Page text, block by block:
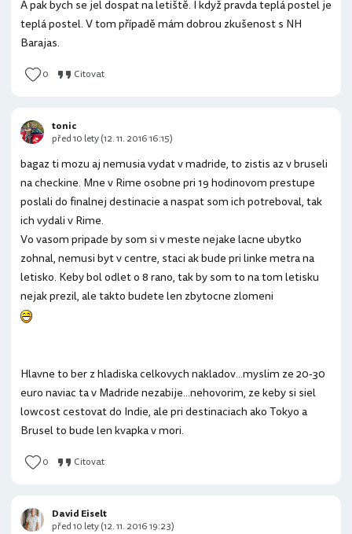
A pak bych se jel dospat na letiště. I když pravda teplá postel je
teplá postel. V tom případě mám dobrou zkušenost s NH
Barajas.
0 Citovat
bagaz ti mozu aj nemusia vydat v madride, to zistis az v bruseli
na checkine. Mne v Rime osobne pri 19 hodinovom prestupe
poslali do finalnej destinacie a naspat som ich potreboval, tak
ich vydali v Rime.
Vo vasom pripade by som si v meste nejake lacne ubytko
zohnal, nemusi byt v centre, staci ak bude pri linke metra na
letisko. Keby bol odlet o 8 rano, tak by som to na tom letisku
nejak prezil, ale takto budete len zbytocne zlomeni
Hlavne to ber z hladiska celkovych nakladov...myslim ze 20-30
euro naviac ta v Madride nezabije...nehovorim, ze keby si siel
lowcost cestovat do Indie, ale pri destinaciach ako Tokyo a
Brusel to bude len kvapka v mori.
0 Citovat
tonic
před 10 lety (12. 11. 2016 16:15)
David Eiselt
před 10 lety (12. 11. 2016 19:23)